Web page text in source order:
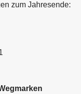
zum Jahresende: